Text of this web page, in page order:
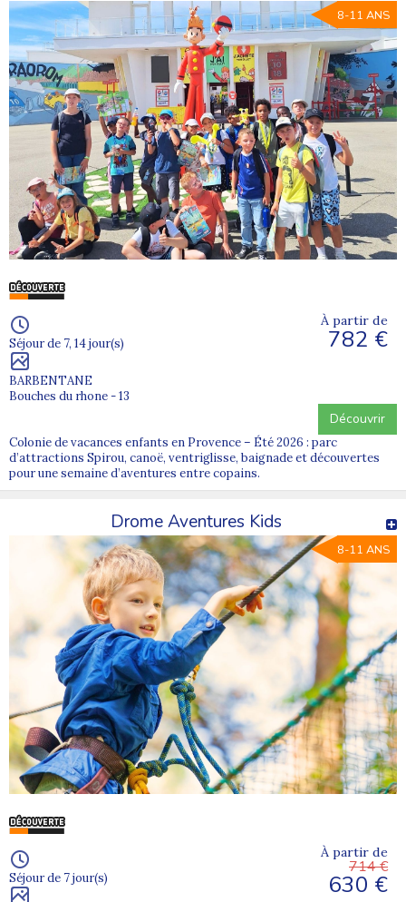
8-11 ANS
Séjour de 7, 14 jour(s)
BARBENTANE
Bouches du rhone - 13
À partir de
782 €
Découvrir
Colonie de vacances enfants en Provence – Été 2026 : parc
d’attractions Spirou, canoë, ventriglisse, baignade et découvertes
pour une semaine d’aventures entre copains.
Drome Aventures Kids
8-11 ANS
Séjour de 7 jour(s)
À partir de
714 €
630 €